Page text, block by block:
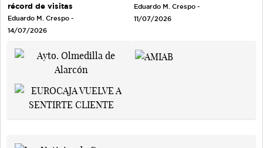
récord de visitas
Eduardo M. Crespo -
14/07/2026
Eduardo M. Crespo -
11/07/2026